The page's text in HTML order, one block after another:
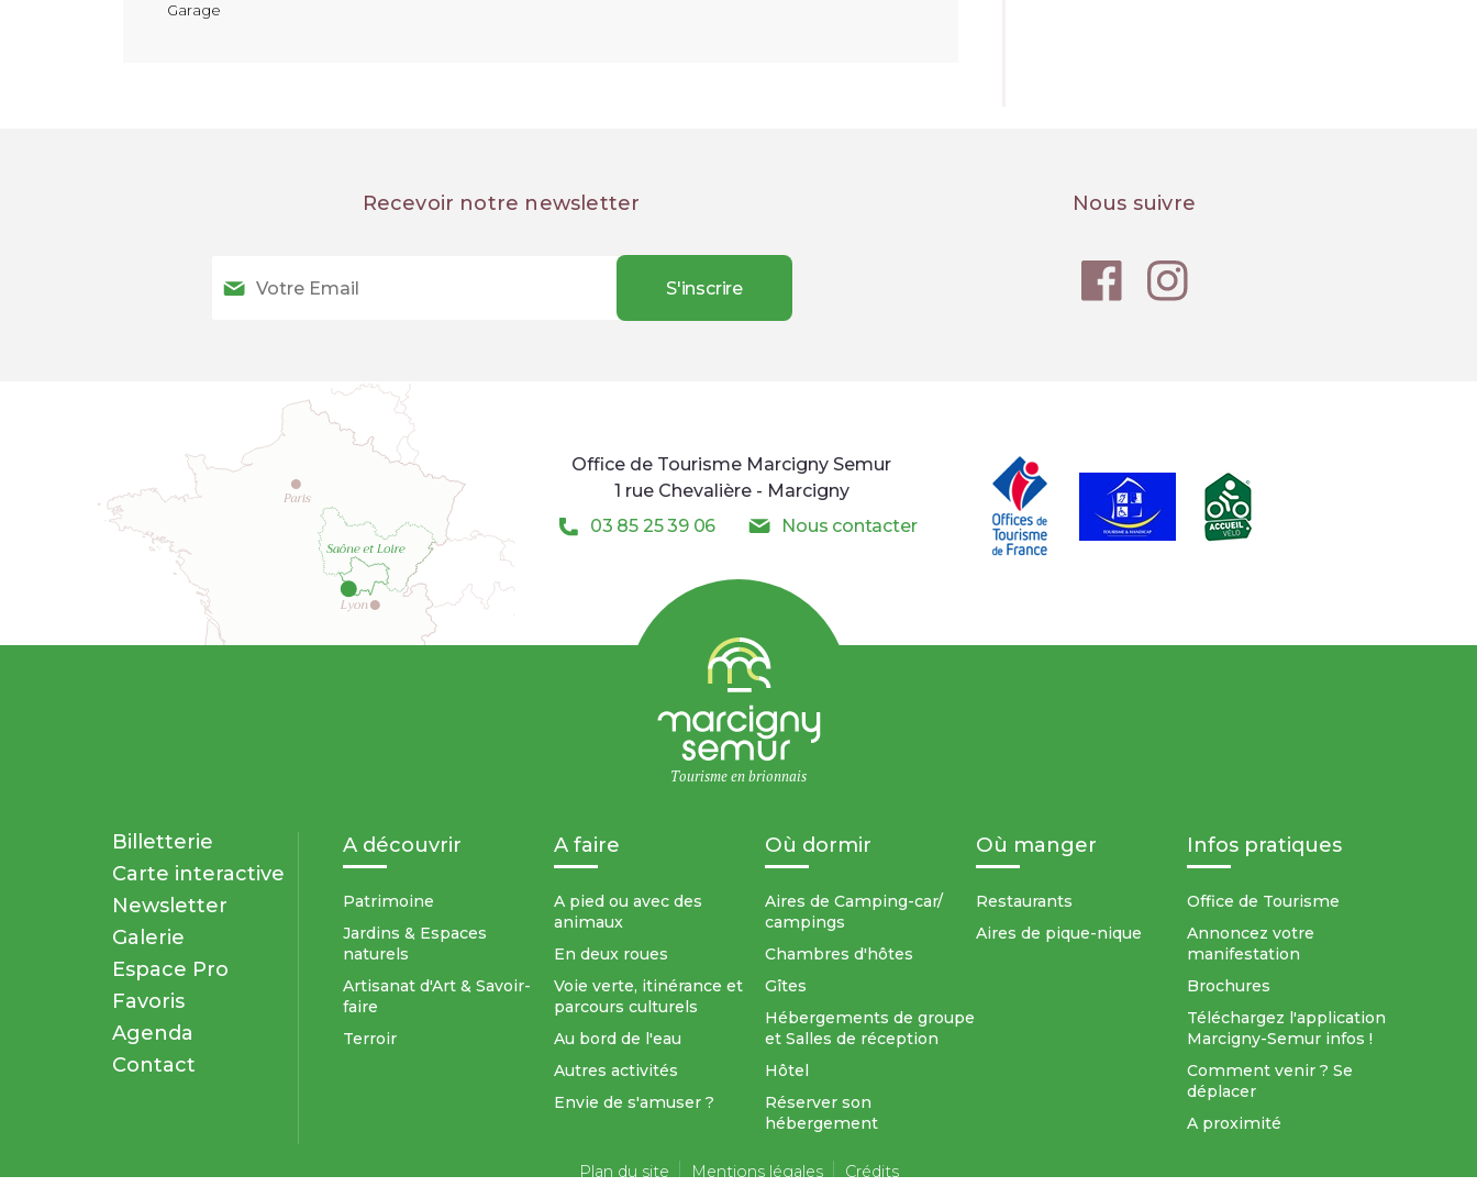
Garage
Recevoir notre newsletter Nous suivre
Office de Tourisme Marcigny Semur
1 rue Chevalière - Marcigny
03 85 25 39 06
Nous contacter
Tourisme en brionnais
Billetterie
Carte interactive
Newsletter
Galerie
Espace Pro
Favoris
Agenda
Contact
A découvrir
Patrimoine
Jardins & Espaces
naturels
Artisanat d'Art & Savoir-
faire
Terroir
A faire
A pied ou avec des
animaux
En deux roues
Voie verte, itinérance et
parcours culturels
Au bord de l'eau
Autres activités
Envie de s'amuser ?
Où dormir
Aires de Camping-car/
campings
Chambres d'hôtes
Gîtes
Hébergements de groupe
et Salles de réception
Hôtel
Réserver son
hébergement
Où manger
Restaurants
Aires de pique-nique
Infos pratiques
Office de Tourisme
Annoncez votre
manifestation
Brochures
Téléchargez l'application
Marcigny-Semur infos !
Comment venir ? Se
déplacer
A proximité
Plan du site Mentions légales Crédits